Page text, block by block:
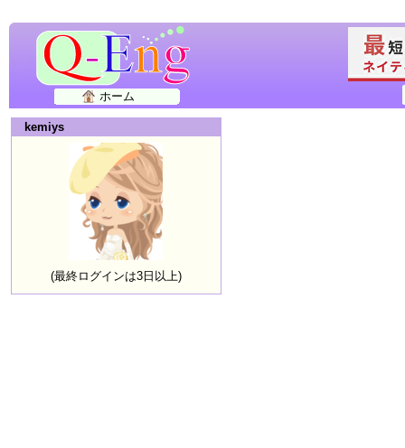
ホーム
kemiys
(最終ログインは3日以上)